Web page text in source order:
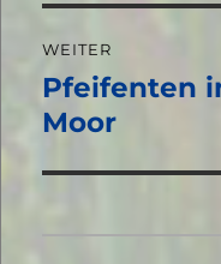
WEITER
Nächster
Beitrag:
Pfeifenten
Moor